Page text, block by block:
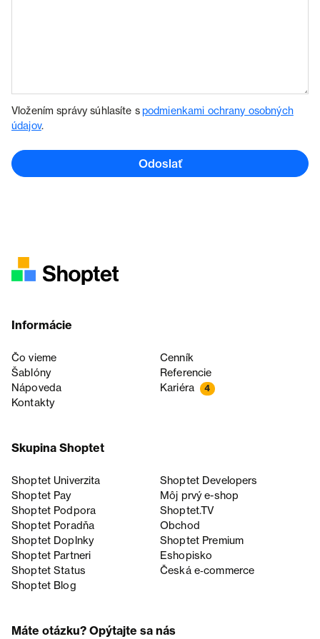
Vložením správy súhlasíte spodmienkami ochrany osobných
údajov.
Odoslať
Informácie
Čo vieme
Cenník
Šablóny
Referencie
Nápoveda
Kariéra 4
Kontakty
Skupina Shoptet
Shoptet Univerzita
Shoptet Developers
Shoptet Pay
Môj prvý e-shop
Shoptet Podpora
Shoptet.TV
Shoptet Poradňa
Obchod
Shoptet Doplnky
Shoptet Premium
Shoptet Partneri
Eshopisko
Shoptet Status
Česká e‑commerce
Shoptet Blog
Máte otázku? Opýtajte sa nás